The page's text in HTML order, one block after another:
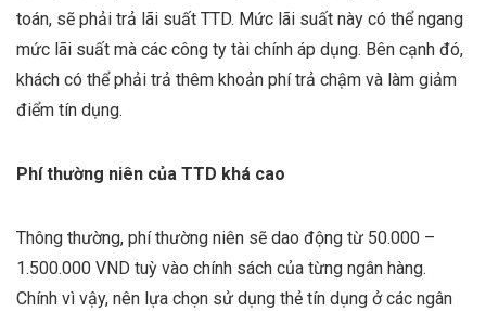
toán, sẽ phải trả lãi suất TTD. Mức lãi suất này có thể ngang
mức lãi suất mà các công ty tài chính áp dụng. Bên cạnh đó,
khách có thể phải trả thêm khoản phí trả chậm và làm giảm
điểm tín dụng.
Phí thường niên của TTD khá cao
Thông thường, phí thường niên sẽ dao động từ 50.000 –
1.500.000 VND tuỳ vào chính sách của từng ngân hàng.
Chính vì vậy, nên lựa chọn sử dụng thẻ tín dụng ở các ngân